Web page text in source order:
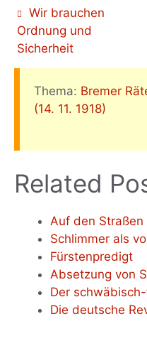
Wir brauchen
Ordnung und
Sicherheit
Thema: Bremer
(14. 11. 1918)
Related
Auf den Straßen
Schlimmer als
Fürstenpredigt
Absetzung von
Der
Die deutsche